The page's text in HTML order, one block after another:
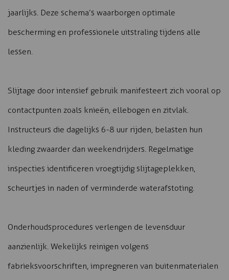
jaarlijks. Deze schema’s waarborgen optimale
bescherming en professionele uitstraling tijdens alle
lessen.
Slijtage door intensief gebruik manifesteert zich vooral op
contactpunten zoals knieën, ellebogen en zitvlak.
Instructeurs die dagelijks 6-8 uur rijden, belasten hun
kleding zwaarder dan weekendrijders. Regelmatige
inspecties identificeren vroegtijdig slijtageplekken,
scheurtjes in naden of verminderde waterafstoting.
Onderhoudsprocedures verlengen de levensduur
aanzienlijk. Wekelijks reinigen volgens
fabrieksvoorschriften, impregneren van buitenmaterialen